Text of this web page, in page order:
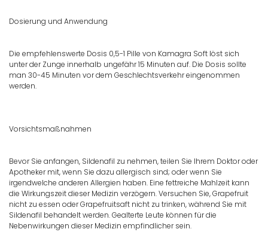
Dosierung und Anwendung
Die empfehlenswerte Dosis 0,5-1 Pille von Kamagra Soft löst sich
unter der Zunge innerhalb ungefähr 15 Minuten auf. Die Dosis sollte
man 30-45 Minuten vor dem Geschlechtsverkehr eingenommen
werden.
Vorsichtsmaßnahmen
Bevor Sie anfangen, Sildenafil zu nehmen, teilen Sie Ihrem Doktor oder
Apotheker mit, wenn Sie dazu allergisch sind; oder wenn Sie
irgendwelche anderen Allergien haben. Eine fettreiche Mahlzeit kann
die Wirkungszeit dieser Medizin verzögern. Versuchen Sie, Grapefruit
nicht zu essen oder Grapefruitsaft nicht zu trinken, während Sie mit
Sildenafil behandelt werden. Gealterte Leute können für die
Nebenwirkungen dieser Medizin empfindlicher sein.